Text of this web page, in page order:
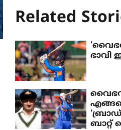
Related
ഭാവി
ബാറ്റ്